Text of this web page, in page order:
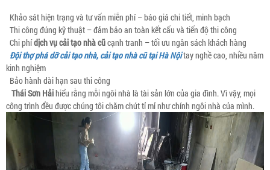
Khảo sát hiện trạng và tư vấn miễn phí – báo giá chi tiết, minh bạch
Thi công đúng kỹ thuật – đảm bảo an toàn kết cấu và tiến độ thi công
Chi phídịch vụ cải tạo nhà cũcạnh tranh – tối ưu ngân sách khách hàng
Đội thợ phá dỡ cải tạo nhà, cải tạo nhà cũ tại Hà Nộitay nghề cao, nhiều năm
kinh nghiệm
Bảo hành dài hạn sau thi công
Thái Sơn Hảihiểu rằng mỗi ngôi nhà là tài sản lớn của gia đình. Vì vậy, mọi
công trình đều được chúng tôi chăm chút tỉ mỉ như chính ngôi nhà của mình.